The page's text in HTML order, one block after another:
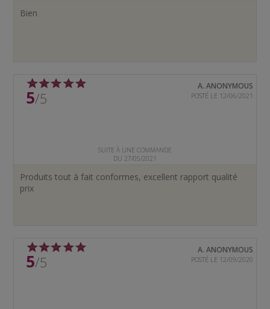
Bien
A. ANONYMOUS
POSTÉ LE 12/06/2021
5/5
SUITE À UNE COMMANDE
DU 27/05/2021
Produits tout à fait conformes, excellent rapport qualité
prix
A. ANONYMOUS
POSTÉ LE 12/09/2020
5/5